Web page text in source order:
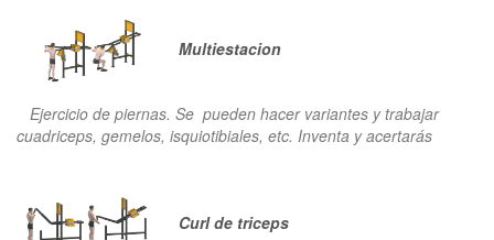
Multiestacion
Ejercicio de piernas. Se pueden hacer variantes y trabajar
cuadriceps, gemelos, isquiotibiales, etc. Inventa y acertarás
Curl de triceps